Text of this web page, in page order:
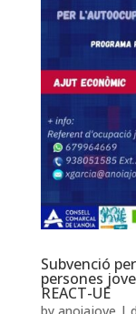
Subvenció
persones
REACT-UE